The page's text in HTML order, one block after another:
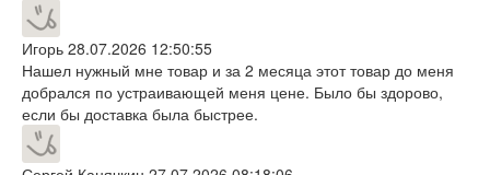
Игорь 28.07.2026 12:50:55
Нашел нужный мне товар и за 2 месяца этот товар до меня
добрался по устраивающей меня цене. Было бы здорово,
если бы доставка была быстрее.